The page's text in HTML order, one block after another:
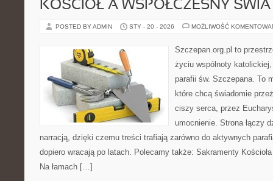
KOŚCIÓŁ A WSPÓŁCZESNY
POSTED BY ADMIN STY - 20 - 2026 MOŻLIWOŚĆ
Szczepan.org.pl to
życiu wspólnoty
parafii św. Szczepana. To
które chcą świadomie
ciszy serca, przez
umocnienie. Strona łączy
narracją, dzięki czemu treści trafiają zarówno do aktywnych
dopiero wracają po latach. Polecamy także: Sakramenty
Na łamach […]